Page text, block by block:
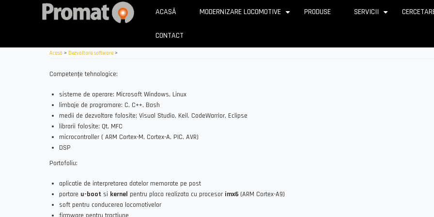
ACASĂ MODERNIZARE LOCOMOTIVE PRODUSE SERVICII
CONTACT
Acasă > Dezvoltare software>
Competențe tehnologice:
sisteme de operare: Microsoft Windows, Linux
limbaje de programare: C, C++, Bash
medii de dezvoltare folosite: Visual Studio, Keil, CodeWarrior, Eclipse
librarii folosite: Qt, MFC
microcontroller ( ARM Cortex-M, Cortex-A, PIC, AVR)
DSP
Portofoliu:
aplicatie de interpretarea datelor memorate pe post
portare u-boot si kernel pentru placa realizata cu procesor imx6 (ARM Cortex-A9)
soft pentru conducerea locomotivelor